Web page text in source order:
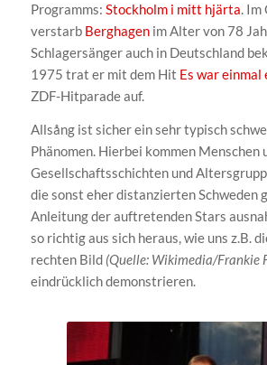
Programms: Stockholm i mitt hjärta. Im
verstarb Berghagenim Alter von 78
Schlagersänger auch in Deutschland
1975 trat er mit dem Hit Es war
ZDF-Hitparade auf.
Allsång ist sicher ein sehr typisch
Phänomen. Hierbei kommen
Gesellschaftsschichten und
die sonst eher distanzierten Schweden
Anleitung der auftretenden Stars
so richtig aus sich heraus, wie uns z.B.
rechten Bild (Quelle: Wikimedia/Frankie
eindrücklich demonstrieren.